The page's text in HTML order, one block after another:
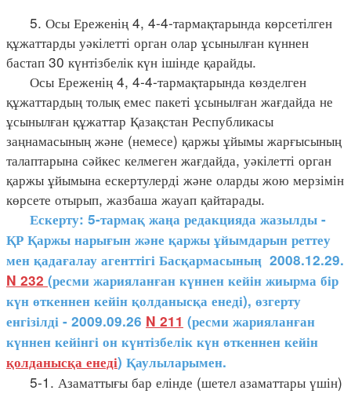
5. Осы Ереженің 4, 4-4-тармақтарында көрсетілген
құжаттарды уәкілетті орган олар ұсынылған күннен
бастап 30 күнтізбелік күн ішінде қарайды.
Осы Ереженің 4, 4-4-тармақтарында көзделген
құжаттардың толық емес пакеті ұсынылған жағдайда не
ұсынылған құжаттар Қазақстан Республикасы
заңнамасының және (немесе) қаржы ұйымы жарғысының
талаптарына сәйкес келмеген жағдайда, уәкілетті орган
қаржы ұйымына ескертулерді және оларды жою мерзімін
көрсете отырып, жазбаша жауап қайтарады.
Ескерту: 5-тармақ жаңа редакцияда жазылды -
ҚР Қаржы нарығын және қаржы ұйымдарын реттеу
мен қадағалау агенттігі Басқармасының 2008.12.29.
N 232 (ресми жарияланған күннен кейін жиырма бір
күн өткеннен кейін қолданысқа енеді), өзгерту
енгізілді - 2009.09.26 N 211 (ресми жарияланған
күннен кейінгі он күнтізбелік күн өткеннен кейін
қолданысқа енеді) Қаулыларымен.
5-1. Азаматтығы бар елінде (шетел азаматтары үшін)